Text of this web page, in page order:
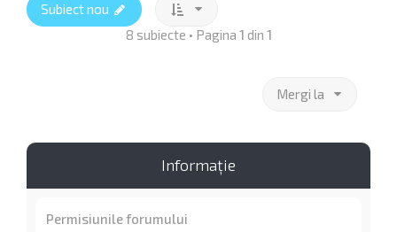
Subiect nou
8 subiecte • Pagina 1 din 1
Mergi la
Informaţie
Permisiunile forumului